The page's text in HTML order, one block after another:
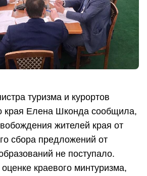
туризма и курортов
края Елена Шконда сообщила,
жителей края от
сбора предложений от
не поступало.
краевого минтуризма,